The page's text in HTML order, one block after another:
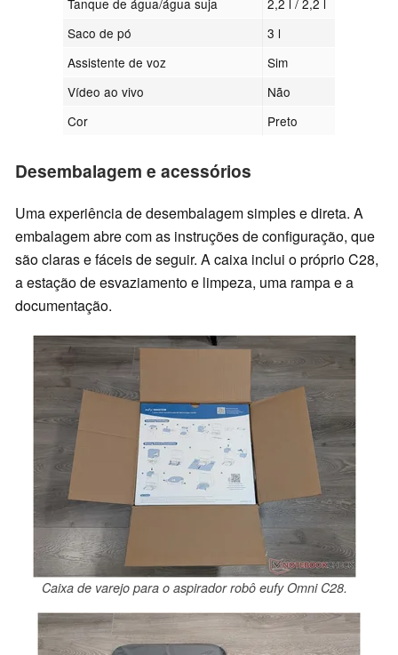
Tanque de água/água suja
2,2 l / 2,2 l
Saco de pó
3 l
Assistente de voz
Sim
Vídeo ao vivo
Não
Cor
Preto
Desembalagem e acessórios
Uma experiência de desembalagem simples e direta. A
embalagem abre com as instruções de configuração, que
são claras e fáceis de seguir. A caixa inclui o próprio C28,
a estação de esvaziamento e limpeza, uma rampa e a
documentação.
Caixa de varejo para o aspirador robô eufy Omni C28.